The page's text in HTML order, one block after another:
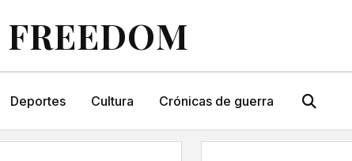
Deportes Cultura Crónicas de guerra